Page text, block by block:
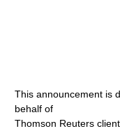
This announcement is
behalf of
Thomson Reuters